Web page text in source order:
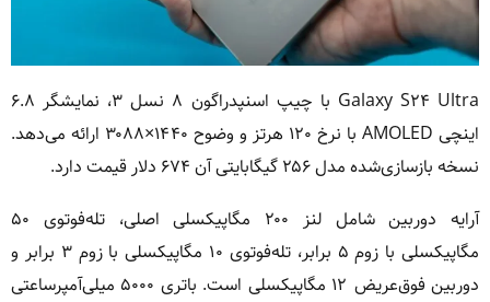
Galaxy S۲۴ Ultra با چیپ اسنپدراگون ۸ نسل ۳، نمایشگر ۶.۸
اینچی AMOLED با نرخ ۱۲۰ هرتز و وضوح ۱۴۴۰×۳۰۸۸ ارائه می‌دهد.
نسخه بازسازی‌شده مدل ۲۵۶ گیگابایتی آن ۶۷۴ دلار قیمت دارد.
آرایه دوربین شامل لنز ۲۰۰ مگاپیکسلی اصلی، تله‌فوتوی ۵۰
مگاپیکسلی با زوم ۵ برابر، تله‌فوتوی ۱۰ مگاپیکسلی با زوم ۳ برابر و
دوربین فوق‌عریض ۱۲ مگاپیکسلی است. باتری ۵۰۰۰ میلی‌آمپرساعتی